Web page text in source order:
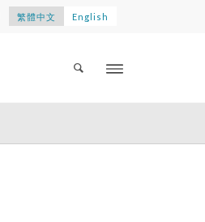
繁體中文 English